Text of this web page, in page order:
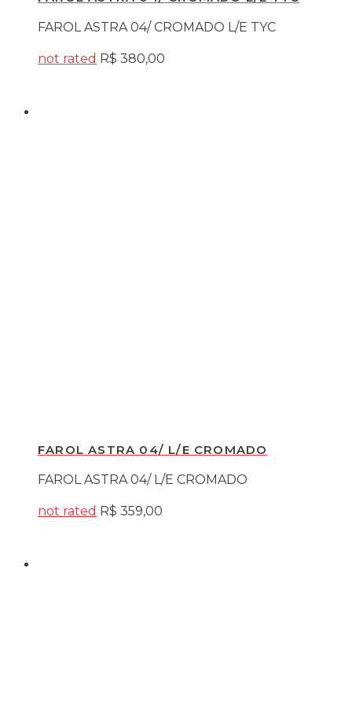
FAROL ASTRA 04/ CROMADO L/E TYC
not rated R$ 380,00
FAROL ASTRA 04/ L/E CROMADO
FAROL ASTRA 04/ L/E CROMADO
not rated R$ 359,00